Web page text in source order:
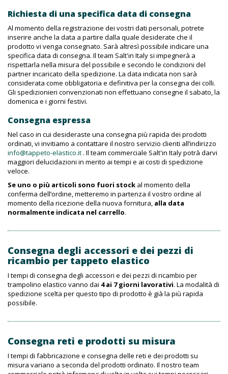
Richiesta di una specifica data di consegna
Al momento della registrazione dei vostri dati personali, potrete
inserire anche la data a partire dalla quale desiderate che il
prodotto vi venga consegnato. Sarà altresì possibile indicare una
specifica data di consegna. Il team Salt'in Italy si impegnerà a
rispettarla nella misura del possibile e secondo le condizioni del
partner incaricato della spedizione. La data indicata non sarà
considerata come obbligatoria e definitiva per la consegna dei colli.
Gli spedizionieri convenzionati non effettuano consegne il sabato, la
domenica e i giorni festivi.
Consegna espressa
Nel caso in cui desideraste una consegna più rapida dei prodotti
ordinati, vi invitiamo a contattare il nostro servizio clienti all’indirizzo
info@tappeto-elastico.it . Il team commerciale Salt'in Italy potrà darvi
maggiori delucidazioni in merito ai tempi e ai costi di spedizione
veloce.
Se uno o più articoli sono fuori stock al momento della
conferma dell’ordine, metteremo in partenza il vostro ordine al
momento della ricezione della nuova fornitura, alla data
normalmente indicata nel carrello.
Consegna degli accessori e dei pezzi di
ricambio per tappeto elastico
I tempi di consegna degli accessori e dei pezzi di ricambio per
trampolino elastico vanno dai 4 ai 7 giorni lavorativi. La modalità di
spedizione scelta per questo tipo di prodotto è già la più rapida
possibile.
Consegna reti e prodotti su misura
I tempi di fabbricazione e consegna delle reti e dei prodotti su
misura variano a seconda del prodotti ordinato. Il nostro team